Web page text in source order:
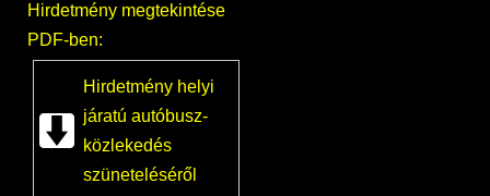
Hirdetmény megtekintése
PDF-ben:
Hirdetmény helyi
járatú autóbusz-
közlekedés
szüneteléséről